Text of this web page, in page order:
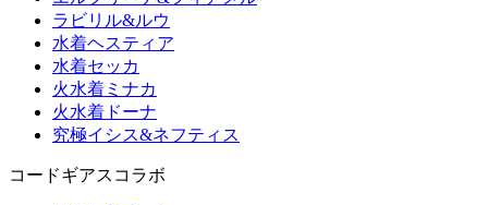
ラビリル&ルウ
水着ヘスティア
水着セッカ
火水着ミナカ
火水着ドーナ
究極イシス&ネフティス
コードギアスコラボ